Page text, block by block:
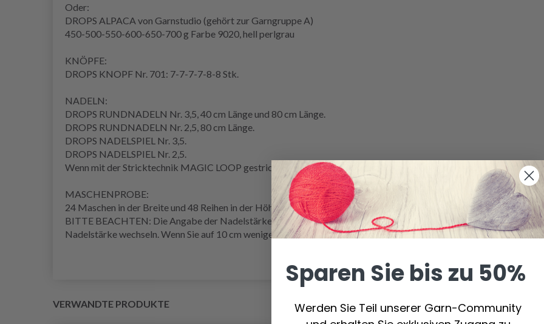
Oder:
DROPS ALPACA von Garnstudio (gehört zur Garngruppe A)
450-500-550-600-650-700 g Farbe 9020, hell perlgrau
KNÖPFE:
DROPS KNOPF Nr. 701: 7-7-7-7-8-8 Stk.
NADELN:
DROPS RUNDNADELN Nr. 3,5, 40 cm Länge und 80 cm Länge.
DROPS RUNDNADELN Nr. 2,5, 80 cm Länge.
DROPS NADELSPIEL Nr. 3,5.
DROPS NADELSPIEL Nr. 2,5.
Wenn mit der Stricktechnik MAGIC LOOP gestrickt wird, werden nur Rundnadeln in 80 cm Länge für jede
MASCHENPROBE:
24 Maschen in der Breite und 48 Reihen in der Höhekraus rechtsauf Stricknadel Nr. 3,5 = 10 x 10 cm.
BITTE BEACHTEN: Die Angabe der Nadelstärke ist nur eine Orientierungshilfe. Wenn Sie auf 10 cm mehr
Nadelstärke wechseln. Wenn Sie auf 10 cm weniger Maschen als oben genannt haben, zu einer dünneren
VERWANDTE PRODUKTE
Sparen Sie bis zu 50%
Werden Sie Teil unserer Garn-Community